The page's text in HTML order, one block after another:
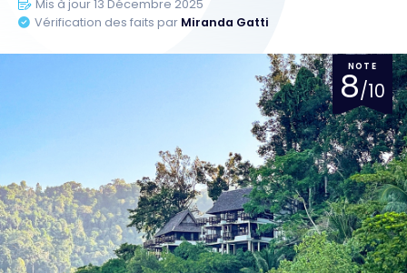
Mis à jour 13 Décembre 2025
Vérification des faits par Miranda Gatti
NOTE
8/10